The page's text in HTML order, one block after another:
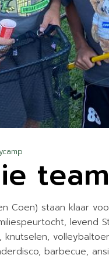
Coen) staan klaar
levend
knutselen,
barbecue,